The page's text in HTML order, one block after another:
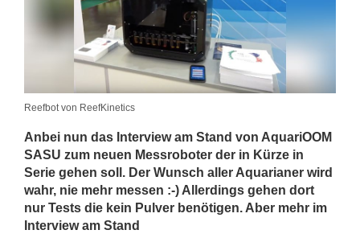
Reefbot von ReefKinetics
Anbei nun das Interview am Stand von AquariOOM
SASU zum neuen Messroboter der in Kürze in
Serie gehen soll. Der Wunsch aller Aquarianer wird
wahr, nie mehr messen :-) Allerdings gehen dort
nur Tests die kein Pulver benötigen. Aber mehr im
Interview am Stand